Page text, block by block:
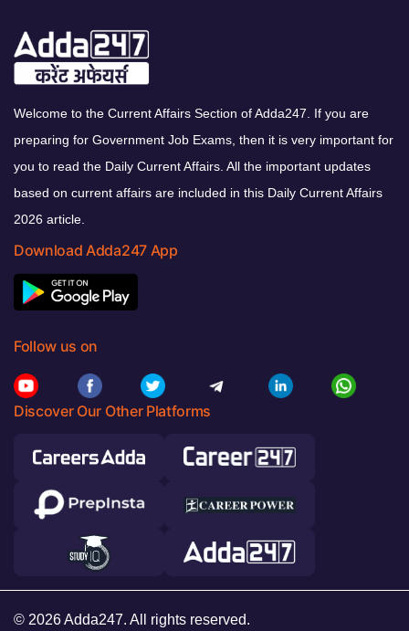
Welcome to the Current Affairs Section of Adda247. If you are
preparing for Government Job Exams, then it is very important for
you to read the Daily Current Affairs. All the important updates
based on current affairs are included in this Daily Current Affairs
2026 article.
Download Adda247 App
Follow us on
Discover Our Other Platforms
© 2026 Adda247. All rights reserved.